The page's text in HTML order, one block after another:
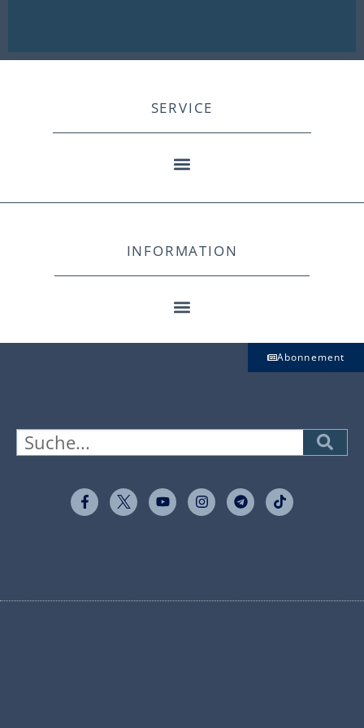
SERVICE
INFORMATION
Abonnement